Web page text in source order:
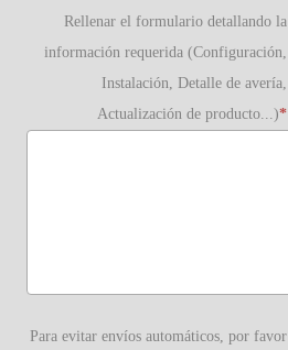
Rellenar el formulario detallando la
información requerida (Configuración,
Instalación, Detalle de avería,
Actualización de producto...)
Para evitar envíos automáticos, por favor